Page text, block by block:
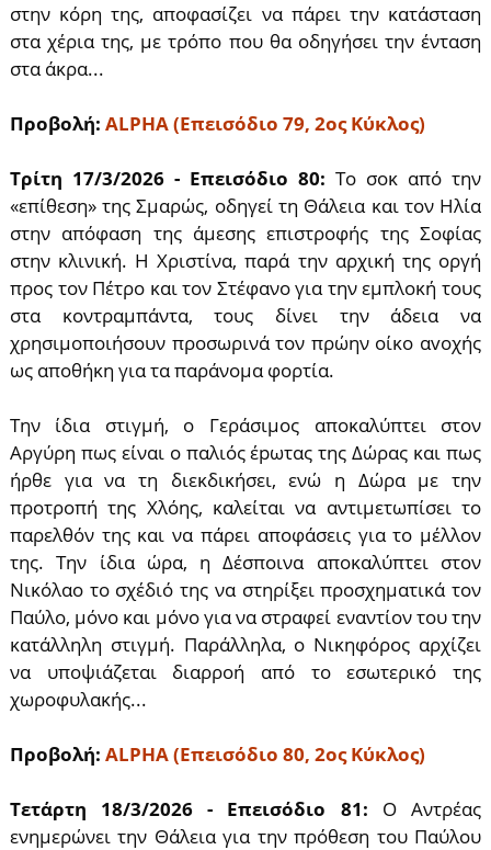
στην κόρη της, αποφασίζει να πάρει την κατάσταση
στα χέρια της, με τρόπο που θα οδηγήσει την ένταση
στα άκρα...
Προβολή: ALPHA (Επεισόδιο 79, 2ος Κύκλος)
Τρίτη 17/3/2026 - Επεισόδιο 80:Το σοκ από την
«επίθεση» της Σμαρώς, οδηγεί τη Θάλεια και τον Ηλία
στην απόφαση της άμεσης επιστροφής της Σοφίας
στην κλινική. Η Χριστίνα, παρά την αρχική της οργή
προς τον Πέτρο και τον Στέφανο για την εμπλοκή τους
στα κοντραμπάντα, τους δίνει την άδεια να
χρησιμοποιήσουν προσωρινά τον πρώην oίκo αvoχής
ως αποθήκη για τα παράνομα φορτία.
Την ίδια στιγμή, ο Γεράσιμος αποκαλύπτει στον
Αργύρη πως είναι ο παλιός έpωτας της Δώρας και πως
ήρθε για να τη διεκδικήσει, ενώ η Δώρα με την
προτροπή της Χλόης, καλείται να αντιμετωπίσει το
παρελθόν της και να πάρει αποφάσεις για το μέλλον
της. Την ίδια ώρα, η Δέσποινα αποκαλύπτει στον
Νικόλαο το σχέδιό της να στηρίξει προσχηματικά τον
Παύλο, μόνο και μόνο για να στραφεί εναντίον του την
κατάλληλη στιγμή. Παράλληλα, ο Νικηφόρος αρχίζει
να υποψιάζεται διαρροή από το εσωτερικό της
χωροφυλακής...
Προβολή: ALPHA (Επεισόδιο 80, 2ος Κύκλος)
Τετάρτη 18/3/2026 - Επεισόδιο 81: Ο Αντρέας
ενημερώνει την Θάλεια για την πρόθεση του Παύλου